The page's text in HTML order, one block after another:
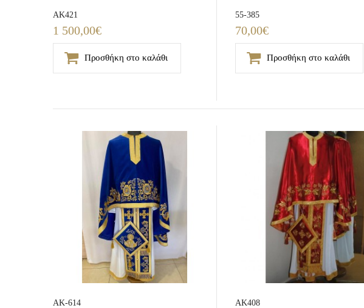
AK421
1 500,00€
Προσθήκη στο καλάθι
55-385
70,00€
Προσθήκη στο καλάθι
ΑΚ-614 AK408